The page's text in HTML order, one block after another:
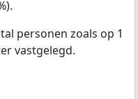
personen zoals op 1
vastgelegd.